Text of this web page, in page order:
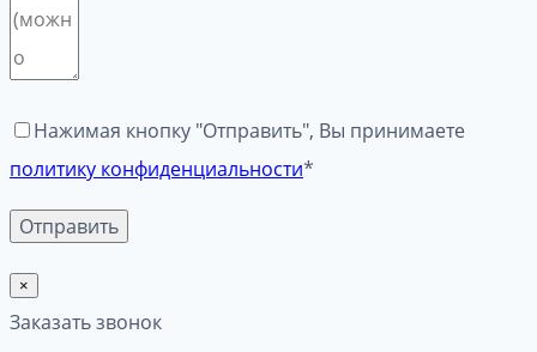
Нажимая кнопку "Отправить", Вы принимаете
политику конфиденциальности*
×
Заказать звонок